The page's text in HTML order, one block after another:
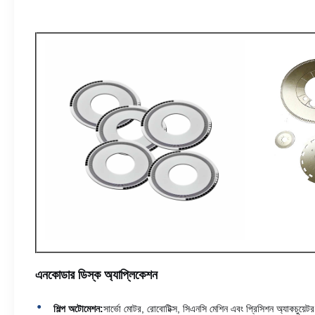
এনকোডার ডিস্ক অ্যাপ্লিকেশন
শিল্প অটোমেশন:সার্ভো মোটর, রোবোটিক্স, সিএনসি মেশিন এবং প্রিসিশন